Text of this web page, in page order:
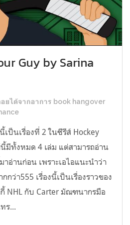
Guy by Sarina
ยได้จากอาการ book hangover
เป็นเรื่องที่ 2 ในซีรีส์ Hockey
มีทั้งหมด 4 เล่ม แต่สามารถอ่าน
อ่านก่อน เพราะเอไอแนะนำว่า
กว่า555 เรื่องนี้เป็นเรื่องราวของ
NHL กับ Carter มัณฑนากรมือ
ร...